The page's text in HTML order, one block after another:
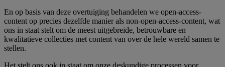
En op basis van deze overtuiging behandelen we open-access-
content op precies dezelfde manier als non-open-access-content, wat
ons in staat stelt om de meest uitgebreide, betrouwbare en
kwalitatieve collecties met content van over de hele wereld samen te
stellen.